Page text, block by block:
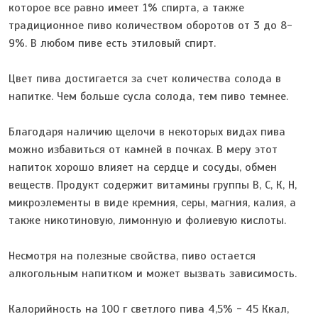
которое все равно имеет 1% спирта, а также
традиционное пиво количеством оборотов от 3 до 8-
9%. В любом пиве есть этиловый спирт.
Цвет пива достигается за счет количества солода в
напитке. Чем больше сусла солода, тем пиво темнее.
Благодаря наличию щелочи в некоторых видах пива
можно избавиться от камней в почках. В меру этот
напиток хорошо влияет на сердце и сосуды, обмен
веществ. Продукт содержит витамины группы В, С, К, Н,
микроэлементы в виде кремния, серы, магния, калия, а
также никотиновую, лимонную и фолиевую кислоты.
Несмотря на полезные свойства, пиво остается
алкогольным напитком и может вызвать зависимость.
Калорийность на 100 г светлого пива 4,5% - 45 Ккал,